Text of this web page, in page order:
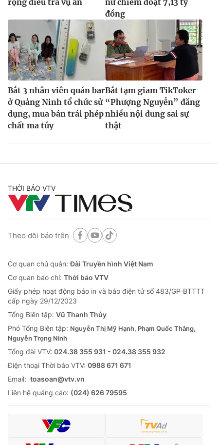
rộng điều tra vụ án
nữ chiếm đoạt 7,13 tỷ
đồng
Bắt 3 nhân viên quán bar
ở Quảng Ninh tổ chức sử
dụng, mua bán trái phép
chất ma túy
Bắt tạm giam TikToker
“Phượng Nguyễn” đăng
nhiều nội dung sai sự
thật
THỜI BÁO VTV
Theo dõi báo trên
Cơ quan chủ quản:Đài Truyền hình Việt Nam
Cơ quan báo chí: Thời báo VTV
Giấy phép hoạt động báo in và báo điện tử số 483/GP-BTTTT
cấp ngày 29/12/2023
Tổng Biên tập: Vũ Thanh Thủy
Phó Tổng Biên tập: Nguyễn Thị Mỹ Hạnh, Phạm Quốc Thắng,
Nguyễn Trọng Ninh
Tổng đài VTV: 024.38 355 931 - 024.38 355 932
Ðiện thoại Thời báo VTV: 0988 671 671
Email: toasoan@vtv.vn
Liên hệ quảng cáo: (024) 626 79595